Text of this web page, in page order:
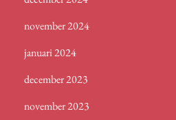
november 2024
januari 2024
december 2023
november 2023